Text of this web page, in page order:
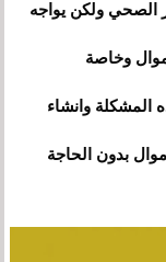
الصحي ولكن يواجه
وخاصة
المشكلة وانشاء
بدون الحاجة